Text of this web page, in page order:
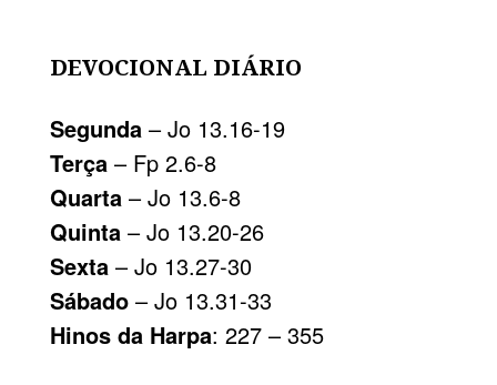
DEVOCIONAL DIÁRIO
Segunda – Jo 13.16-19
Terça – Fp 2.6-8
Quarta – Jo 13.6-8
Quinta – Jo 13.20-26
Sexta – Jo 13.27-30
Sábado – Jo 13.31-33
Hinos da Harpa: 227 – 355